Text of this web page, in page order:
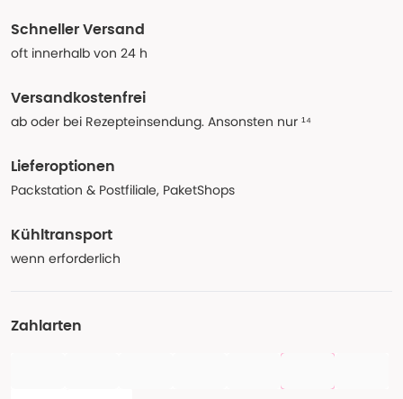
Schneller Versand
oft innerhalb von 24 h
Versandkostenfrei
ab oder bei Rezepteinsendung. Ansonsten nur ¹⁴
Lieferoptionen
Packstation & Postfiliale, PaketShops
Kühltransport
wenn erforderlich
Zahlarten